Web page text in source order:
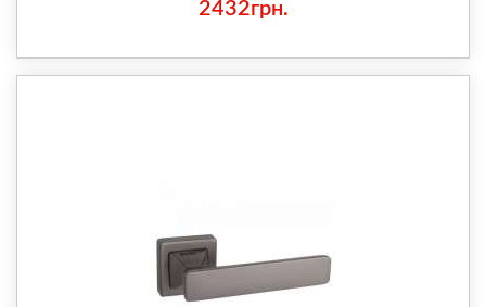
2432грн.